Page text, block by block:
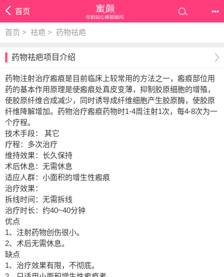
首页 •••
首页 > 祛疤 > 药物祛疤
药物祛疤项目介绍
药物注射治疗瘢痕是目前临床上较常用的方法之一，瘢痕部位用
药的基本作用原理是使瘢痕处真皮变薄，抑制胶原细胞的增殖，
使胶原纤维合成减少，同时诱导成纤维细胞产生胶原酶，使胶原
纤维降解增加。药物治疗瘢痕药物时1-4周注射1次，每4-8次为一
个疗程。
技术手段： 其它
疗程：多次治疗
维持效果：长久保持
术后休息：无需休息
适应人群：小面积的增生性瘢痕
治疗效果：
拆线时间：无需拆线
治疗时长：约40~40分钟
优点
1、注射药物创伤很小。
2、术后无需休息。
缺点
1、治疗效果有限，不彻底。